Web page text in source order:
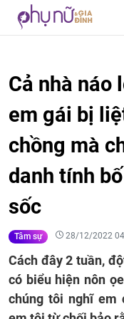
Cả nhà náo
em gái bị
chồng mà
danh tính
sốc
Tâm sự 28/12/2022
Cách đây 2 tuần,
có biểu hiện nôn
chúng tôi nghĩ em